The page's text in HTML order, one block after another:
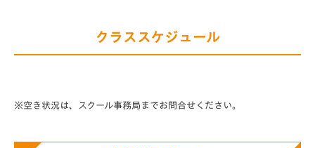
クラススケジュール
※空き状況は、スクール事務局までお問合せください。